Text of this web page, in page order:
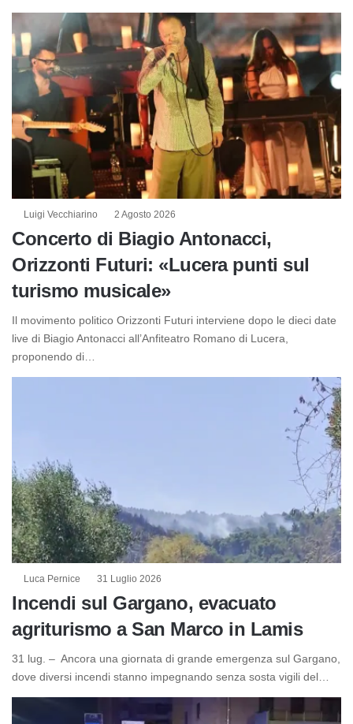
Luigi Vecchiarino 2 Agosto 2026
Concerto di Biagio Antonacci,
Orizzonti Futuri: «Lucera punti sul
turismo musicale»
Il movimento politico Orizzonti Futuri interviene dopo le dieci date
live di Biagio Antonacci all’Anfiteatro Romano di Lucera,
proponendo di…
Luca Pernice 31 Luglio 2026
Incendi sul Gargano, evacuato
agriturismo a San Marco in Lamis
31 lug. – Ancora una giornata di grande emergenza sul Gargano,
dove diversi incendi stanno impegnando senza sosta vigili del…